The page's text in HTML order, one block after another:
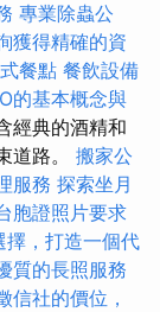
專業除蟲公
獲得精確的資
餐點 餐飲設備
的基本概念與
經典的酒精和
道路。 搬家公
服務 探索坐月
胞證照片要求
擇，打造一個代
質的長照服務
信社的價位，